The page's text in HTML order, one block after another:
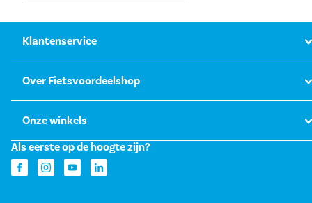
Klantenservice
Over Fietsvoordeelshop
Onze winkels
Als eerste op de hoogte zijn?